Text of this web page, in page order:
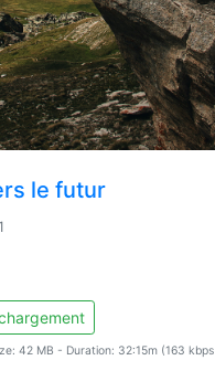
le futur
42 MB - Duration: 32:15m (163 kbps